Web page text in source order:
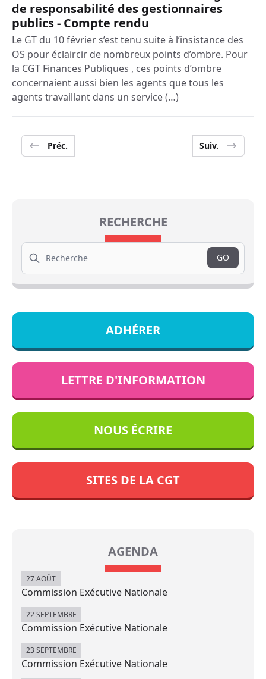
de responsabilité des gestionnaires
publics - Compte rendu
Le GT du 10 février s’est tenu suite à l’insistance des
OS pour éclaircir de nombreux points d’ombre. Pour
la CGT Finances Publiques , ces points d’ombre
concernaient aussi bien les agents que tous les
agents travaillant dans un service (…)
Préc. Suiv.
RECHERCHE
Search
GO
ADHÉRER
LETTRE D'INFORMATION
NOUS ÉCRIRE
SITES DE LA CGT
AGENDA
27 AOÛT
Commission Exécutive Nationale
22 SEPTEMBRE
Commission Exécutive Nationale
23 SEPTEMBRE
Commission Exécutive Nationale